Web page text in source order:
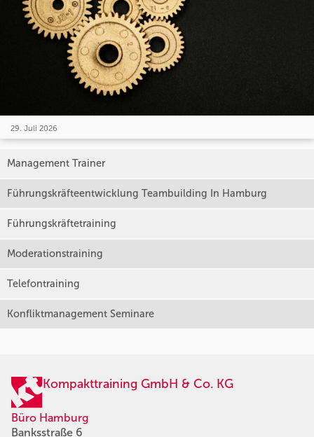
29. Juli 2026
Management Trainer
Führungskräfteentwicklung Teambuilding In Hamburg
Führungskräftetraining
Moderationstraining
Telefontraining
Konfliktmanagement Seminare
Kompakttraining GmbH & Co. KG
Büro Hamburg
Banksstraße 6